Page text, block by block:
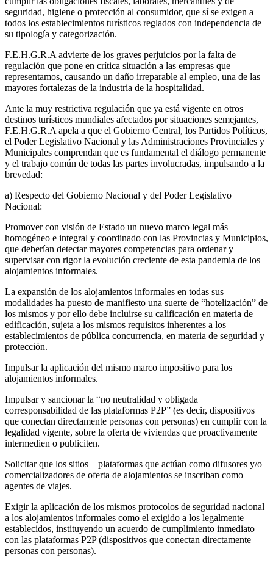
seguridad, higiene o protección al consumidor, que sí se exigen a
todos los establecimientos turísticos reglados con independencia de
su tipología y categorización.
F.E.H.G.R.A advierte de los graves perjuicios por la falta de
regulación que pone en crítica situación a las empresas que
representamos, causando un daño irreparable al empleo, una de las
mayores fortalezas de la industria de la hospitalidad.
Ante la muy restrictiva regulación que ya está vigente en otros
destinos turísticos mundiales afectados por situaciones semejantes,
F.E.H.G.R.A apela a que el Gobierno Central, los Partidos Políticos,
el Poder Legislativo Nacional y las Administraciones Provinciales y
Municipales comprendan que es fundamental el diálogo permanente
y el trabajo común de todas las partes involucradas, impulsando a la
brevedad:
a) Respecto del Gobierno Nacional y del Poder Legislativo
Nacional:
Promover con visión de Estado un nuevo marco legal más
homogéneo e integral y coordinado con las Provincias y Municipios,
que deberían detectar mayores competencias para ordenar y
supervisar con rigor la evolución creciente de esta pandemia de los
alojamientos informales.
La expansión de los alojamientos informales en todas sus
modalidades ha puesto de manifiesto una suerte de “hotelización” de
los mismos y por ello debe incluirse su calificación en materia de
edificación, sujeta a los mismos requisitos inherentes a los
establecimientos de pública concurrencia, en materia de seguridad y
protección.
Impulsar la aplicación del mismo marco impositivo para los
alojamientos informales.
Impulsar y sancionar la “no neutralidad y obligada
corresponsabilidad de las plataformas P2P” (es decir, dispositivos
que conectan directamente personas con personas) en cumplir con la
legalidad vigente, sobre la oferta de viviendas que proactivamente
intermedien o publiciten.
Solicitar que los sitios – plataformas que actúan como difusores y/o
comercializadores de oferta de alojamientos se inscriban como
agentes de viajes.
Exigir la aplicación de los mismos protocolos de seguridad nacional
a los alojamientos informales como el exigido a los legalmente
establecidos, instituyendo un acuerdo de cumplimiento inmediato
con las plataformas P2P (dispositivos que conectan directamente
personas con personas).